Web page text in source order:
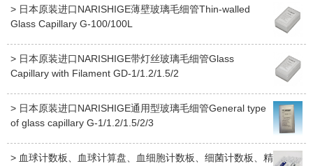
> 日本原装进口NARISHIGE薄壁玻璃毛细管Thin-walled
Glass Capillary G-100/100L
> 日本原装进口NARISHIGE带灯丝玻璃毛细管Glass
Capillary with Filament GD-1/1.2/1.5/2
> 日本原装进口NARISHIGE通用型玻璃毛细管General type
of glass capillary G-1/1.2/1.5/2/3
> 血球计数板、血球计算盘、血细胞计数板、细菌计数板、精